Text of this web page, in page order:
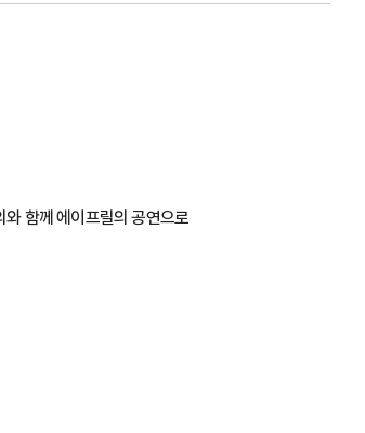
함께 에이프릴의 공연으로